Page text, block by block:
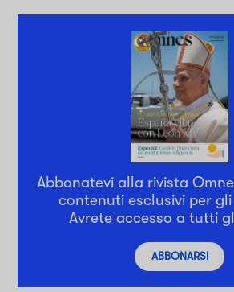
Abbonatevi alla rivista
contenuti esclusivi per
Avrete accesso a tutti
ABBONARSI